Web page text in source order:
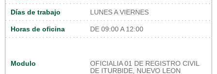
Días de trabajo LUNES A VIERNES
Horas de oficina DE 09:00 A 12:00
Modulo
OFICIALIA 01 DE REGISTRO CIVIL
DE ITURBIDE, NUEVO LEON